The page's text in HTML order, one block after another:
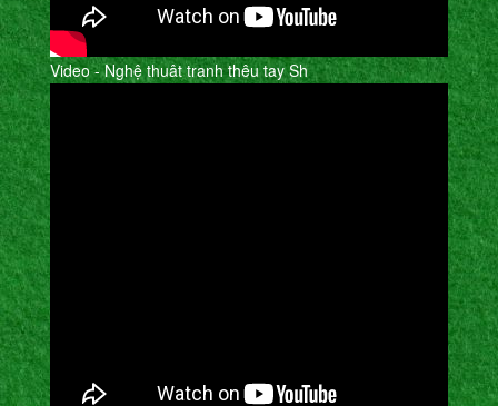
Video - Nghệ thuât tranh thêu tay Sh